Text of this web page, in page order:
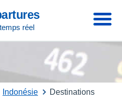
réel
Indonésie Destinations